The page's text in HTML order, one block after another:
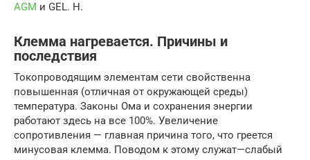
AGM и GEL. Н.
Клемма нагревается. Причины и
последствия
Токопроводящим элементам сети свойственна
повышенная (отличная от окружающей среды)
температура. Законы Ома и сохранения энергии
работают здесь на все 100%. Увеличение
сопротивления — главная причина того, что греется
минусовая клемма. Поводом к этому служат—слабый